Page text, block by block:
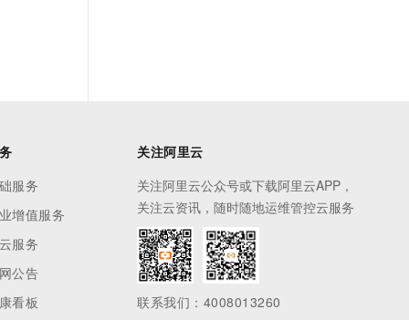
服务
增值服务
服务
公告
看板
关注阿里云
关注阿里云公众号或下载阿里云APP，
关注云资讯，随时随地运维管控云服务
联系我们：4008013260